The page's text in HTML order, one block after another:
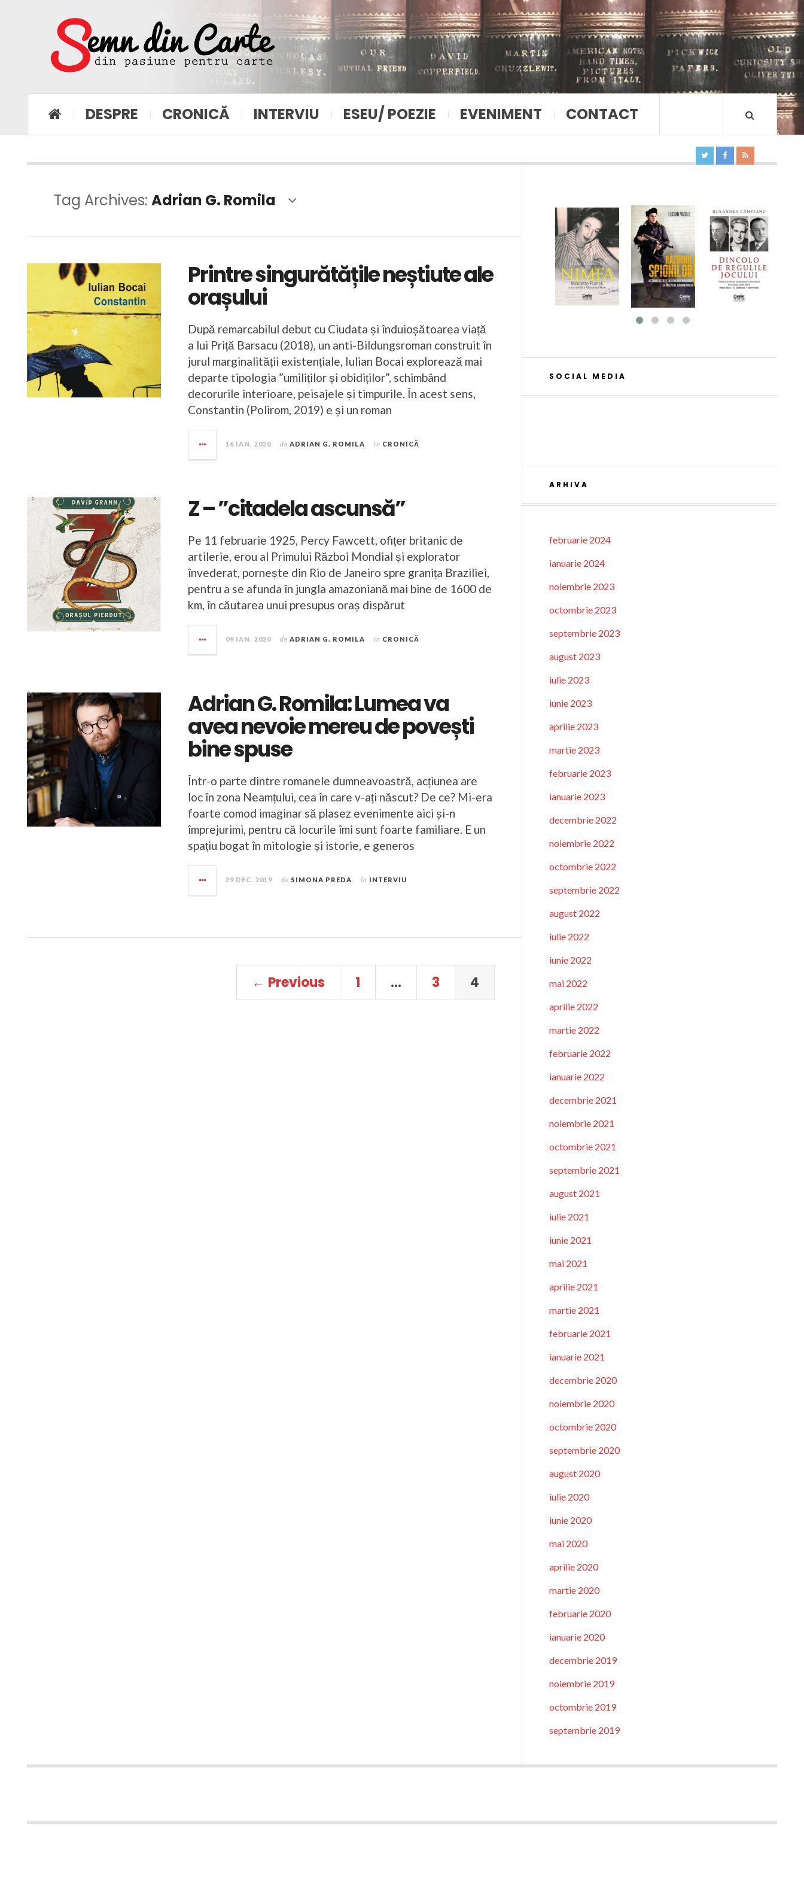
DESPRE CRONICĂ INTERVIU ESEU/ POEZIE EVENIMENT CONTACT
Tag Archives: Adrian G. Romila
Printre singurătățile neștiute ale
orașului
După remarcabilul debut cu Ciudata și înduioșătoarea viață
a lui Priță Barsacu (2018), un anti-Bildungsroman construit în
jurul marginalității existențiale, Iulian Bocai explorează mai
departe tipologia ”umiliților și obidiților”, schimbând
decorurile interioare, peisajele și timpurile. În acest sens,
Constantin (Polirom, 2019) e și un roman
16 IAN. 2020 de ADRIAN G. ROMILA în CRONICĂ
Z – ”citadela ascunsă”
Pe 11 februarie 1925, Percy Fawcett, ofițer britanic de
artilerie, erou al Primului Război Mondial și explorator
învederat, pornește din Rio de Janeiro spre granița Braziliei,
pentru a se afunda în jungla amazoniană mai bine de 1600 de
km, în căutarea unui presupus oraș dispărut
09 IAN. 2020 de ADRIAN G. ROMILA în CRONICĂ
Adrian G. Romila: Lumea va
avea nevoie mereu de povești
bine spuse
Într-o parte dintre romanele dumneavoastră, acțiunea are
loc în zona Neamțului, cea în care v-ați născut? De ce? Mi-era
foarte comod imaginar să plasez evenimente aici și-n
împrejurimi, pentru că locurile îmi sunt foarte familiare. E un
spațiu bogat în mitologie și istorie, e generos
29 DEC. 2019 de SIMONA PREDA în INTERVIU
← Previous 1 … 3 4
SOCIAL MEDIA
ARHIVA
februarie 2024
ianuarie 2024
noiembrie 2023
octombrie 2023
septembrie 2023
august 2023
iulie 2023
iunie 2023
aprilie 2023
martie 2023
februarie 2023
ianuarie 2023
decembrie 2022
noiembrie 2022
octombrie 2022
septembrie 2022
august 2022
iulie 2022
iunie 2022
mai 2022
aprilie 2022
martie 2022
februarie 2022
ianuarie 2022
decembrie 2021
noiembrie 2021
octombrie 2021
septembrie 2021
august 2021
iulie 2021
iunie 2021
mai 2021
aprilie 2021
martie 2021
februarie 2021
ianuarie 2021
decembrie 2020
noiembrie 2020
octombrie 2020
septembrie 2020
august 2020
iulie 2020
iunie 2020
mai 2020
aprilie 2020
martie 2020
februarie 2020
ianuarie 2020
decembrie 2019
noiembrie 2019
octombrie 2019
septembrie 2019